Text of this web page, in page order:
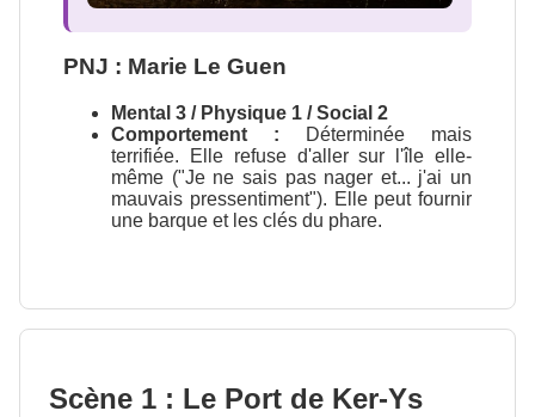
PNJ : Marie Le Guen
Mental 3 / Physique 1 / Social 2
Comportement : Déterminée mais
terrifiée. Elle refuse d'aller sur l'île elle-
même ("Je ne sais pas nager et... j'ai un
mauvais pressentiment"). Elle peut fournir
une barque et les clés du phare.
Scène 1 : Le Port de Ker-Ys